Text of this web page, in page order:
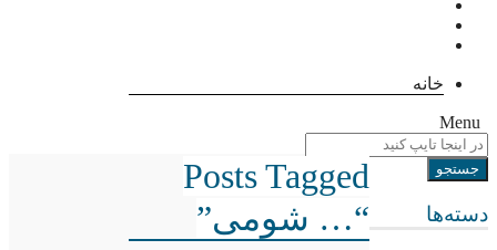
خانه
Menu
دسته‌ها
Posts Tagged
“… شومی”